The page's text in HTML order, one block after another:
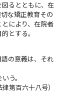
るとともに、在
な矯正教育その
により、在院者
とする。
の意義は、それ
う。
第百六十八号）